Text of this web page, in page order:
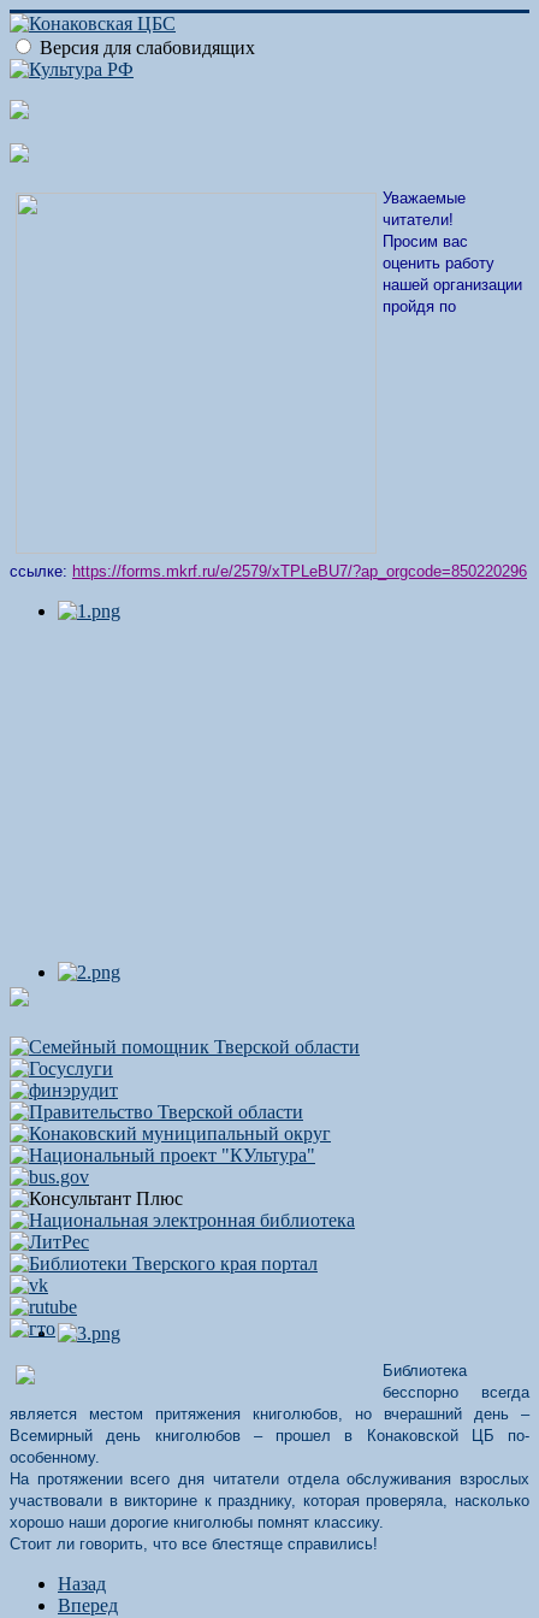
Версия для слабовидящих
Уважаемые
читатели!
Просим вас
оценить работу
нашей организации
пройдя по
ссылке: https://forms.mkrf.ru/e/2579/xTPLeBU7/?ap_orgcode=850220296
Библиотека
бесспорно всегда
является местом притяжения книголюбов, но вчерашний день –
Всемирный день книголюбов – прошел в Конаковской ЦБ по-
особенному.
На протяжении всего дня читатели отдела обслуживания взрослых
участвовали в викторине к празднику, которая проверяла, насколько
хорошо наши дорогие книголюбы помнят классику.
Стоит ли говорить, что все блестяще справились!
Назад
Вперед